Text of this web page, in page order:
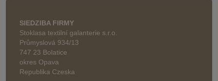
SIEDZIBA FIRMY
Stoklasa textilní galanterie s.r.o.
Průmyslová 934/13
747 23 Bolatice
okres Opava
Republika Czeska